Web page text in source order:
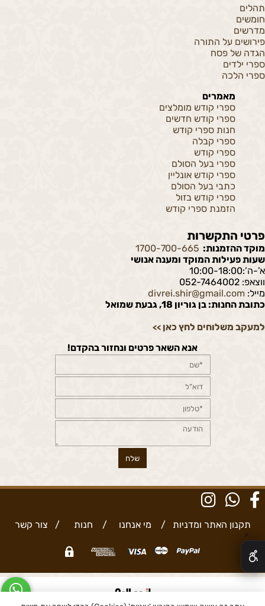
תהלים
חומשים
מדרשים
פירושים על התורה
הגדה של פסח
ספרי ילדים
ספרי הלכה
מאמרים
ספרי קודש מומלצים
ספרי קודש חדשים
חנות ספרי קודש
ספרי קבלה
ספרי קודש
ספרי בעל הסולם
ספרי קודש אונליין
כתבי בעל הסולם
ספרי קודש בזול
הזמנת ספרי קודש
פרטי התקשרות
מוקד ההזמנות: 1700-700-665
שעות פעילות המוקד ומענה אנושי
א’-ה’:10:00-18:00
ווצאפ: 052-7464002
מייל: divrei.shir@gmail.com
כתובת החנות: בן גוריון 18, גבעת שמואל
למעקב משלוחים לחץ כאן >>
אנא השאר פרטים ונחזור בהקדם!
תקנון האתר ומדניות / מי אנחנו / חנות / צור קשר
✕